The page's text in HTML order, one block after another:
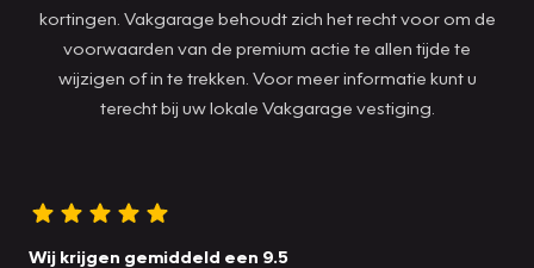
kortingen. Vakgarage behoudt zich het recht voor om de
voorwaarden van de premium actie te allen tijde te
wijzigen of in te trekken. Voor meer informatie kunt u
terecht bij uw lokale Vakgarage vestiging.
Wij krijgen gemiddeld een 9.5